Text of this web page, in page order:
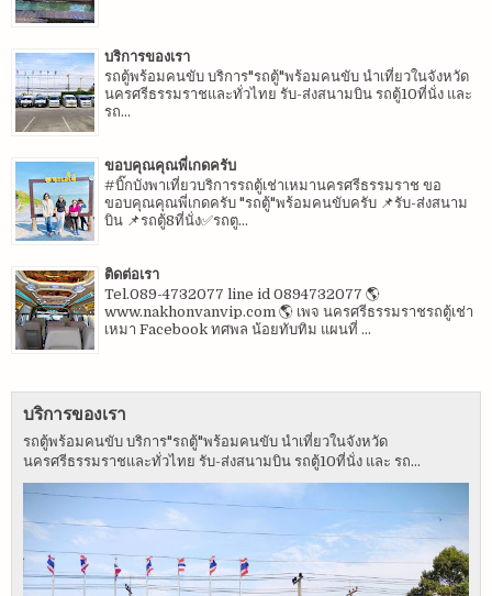
บริการของเรา
รถตู้พร้อมคนขับ บริการ"รถตู้"พร้อมคนขับ นำเที่ยวในจังหวัด
นครศรีธรรมราชและทั่วไทย รับ-ส่งสนามบิน รถตู้10ที่นั่ง และ
รถ...
ขอบคุณคุณพี่เกดครับ
#บิ๊กบังพาเที่ยวบริการรถตู้เช่าเหมานครศรีธรรมราช ขอ
ขอบคุณคุณพี่เกดครับ "รถตู้"พร้อมคนขับครับ 📌รับ-ส่งสนาม
บิน 📌รถตู้8ที่นั่ง✅รถตู...
ติดต่อเรา
Tel.089-4732077 line id 0894732077 🌎
www.nakhonvanvip.com 🌎 เพจ นครศรีธรรมราชรถตู้เช่า
เหมา Facebook ทศพล น้อยทับทิม แผนที่ ...
บริการของเรา
รถตู้พร้อมคนขับ บริการ"รถตู้"พร้อมคนขับ นำเที่ยวในจังหวัด
นครศรีธรรมราชและทั่วไทย รับ-ส่งสนามบิน รถตู้10ที่นั่ง และ รถ...